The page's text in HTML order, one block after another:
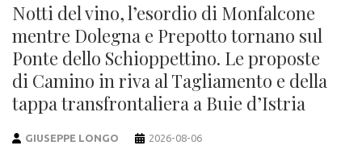
Notti del vino, l’esordio di Monfalcone
mentre Dolegna e Prepotto tornano sul
Ponte dello Schioppettino. Le proposte
di Camino in riva al Tagliamento e della
tappa transfrontaliera a Buie d’Istria
GIUSEPPE LONGO 2026-08-06